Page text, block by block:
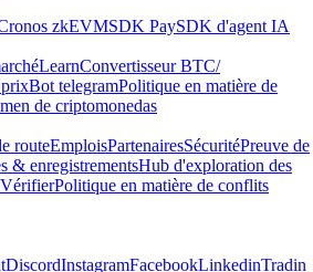
zkEVMSDK PaySDK d'agent IA
LearnConvertisseur BTC/
Bot telegramPolitique en matière de
de criptomonedas
routeEmploisPartenairesSécuritéPreuve de
& enregistrementsHub d'exploration des
VérifierPolitique en matière de conflits
DiscordInstagramFacebookLinkedinTradin